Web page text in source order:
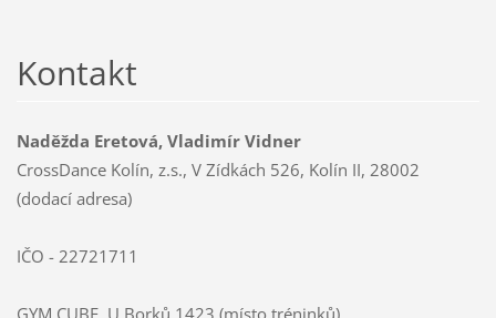
Kontakt
Naděžda Eretová, Vladimír Vidner
CrossDance Kolín, z.s., V Zídkách 526, Kolín II, 28002
(dodací adresa)
IČO - 22721711